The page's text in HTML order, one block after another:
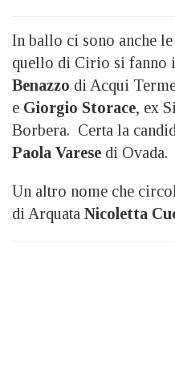
In ballo ci sono anche
quello di Cirio si fanno
Benazzo di Acqui
e Giorgio Storace, ex
Borbera. Certa la
Paola Varese di Ovada.
Un altro nome che
di Arquata Nicoletta